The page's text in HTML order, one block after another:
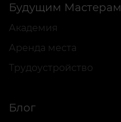
Будущим Мастерам
Академия
Аренда места
Трудоустройство
Блог